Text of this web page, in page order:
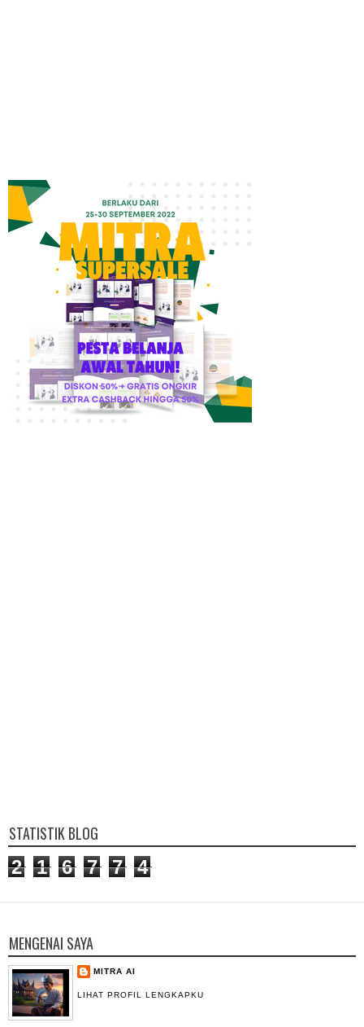
STATISTIK BLOG
2 1 6 7 7 4
MENGENAI SAYA
MITRA AI
LIHAT PROFIL LENGKAPKU